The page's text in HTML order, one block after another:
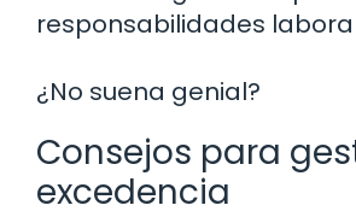
responsabilidades
¿No suena genial?
Consejos para
excedencia